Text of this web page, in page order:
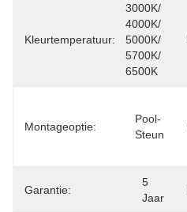
Kleurtemperatuur:
3000K/
4000K/
5000K/
5700K/
6500K
Montageoptie:
Pool-
Steun
Garantie:
5
Jaar